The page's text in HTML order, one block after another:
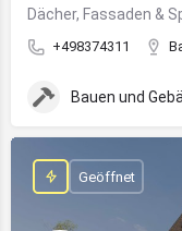
Dächer, Fassaden &
+498374311
Bauen und
Geöffnet